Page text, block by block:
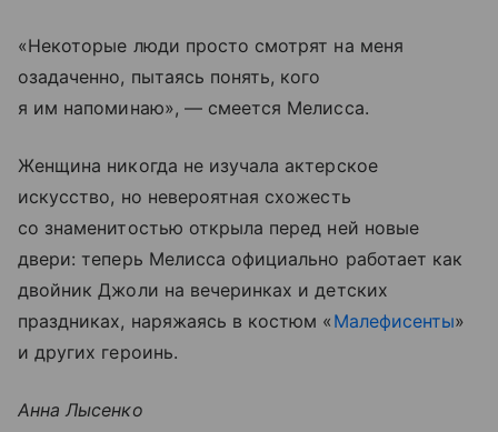
«Некоторые люди просто смотрят на меня
озадаченно, пытаясь понять, кого
я им напоминаю», — смеется Мелисса.
Женщина никогда не изучала актерское
искусство, но невероятная схожесть
со знаменитостью открыла перед ней новые
двери: теперь Мелисса официально работает как
двойник Джоли на вечеринках и детских
праздниках, наряжаясь в костюм « Малефисенты»
и других героинь.
Анна Лысенко